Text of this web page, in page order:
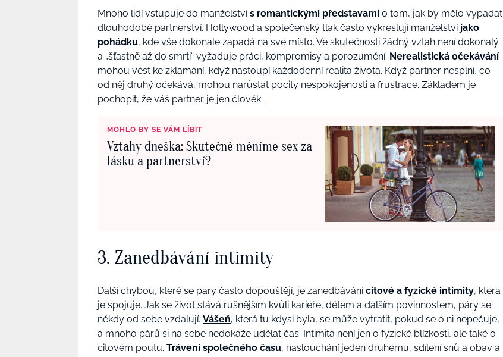
Mnoho lidí vstupuje do manželstvís romantickými představami o tom, jak by mělo vypadat
dlouhodobé partnerství. Hollywood a společenský tlak často vykreslují manželství jako
pohádku, kde vše dokonale zapadá na své místo. Ve skutečnosti žádný vztah není dokonalý
a „šťastně až do smrti“ vyžaduje práci, kompromisy a porozumění. Nerealistická očekávání
mohou vést ke zklamání, když nastoupí každodenní realita života. Když partner nesplní, co
od něj druhý očekává, mohou narůstat pocity nespokojenosti a frustrace. Základem je
pochopit, že váš partner je jen člověk.
MOHLO BY SE VÁM LÍBIT
Vztahy dneška: Skutečně měníme sex za
lásku a partnerství?
3. Zanedbávání intimity
Další chybou, které se páry často dopouštějí, je zanedbávánícitové a fyzické intimity, která
je spojuje. Jak se život stává rušnějším kvůli kariéře, dětem a dalším povinnostem, páry se
někdy od sebe vzdalují. Vášeň, která tu kdysi byla, se může vytratit, pokud se o ni nepečuje,
a mnoho párů si na sebe nedokáže udělat čas. Intimita není jen o fyzické blízkosti, ale také o
citovém poutu. Trávení společného času, naslouchání jeden druhému, sdílení snů a obav a